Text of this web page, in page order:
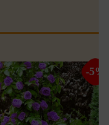
-5%